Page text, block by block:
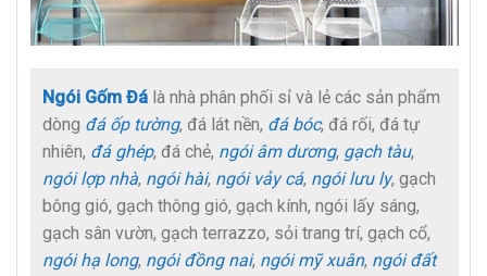
Ngói Gốm Đá là nhà phân phối sỉ và lẻ các sản phẩm
dòng đá ốp tường, đá lát nền, đá bóc, đá rối, đá tự
nhiên, đá ghép, đá chẻ, ngói âm dương, gạch tàu,
ngói lợp nhà, ngói hài, ngói vảy cá, ngói lưu ly, gạch
bông gió, gạch thông gió, gạch kính, ngói lấy sáng,
gạch sân vườn, gạch terrazzo, sỏi trang trí, gạch cổ,
ngói hạ long, ngói đồng nai, ngói mỹ xuân, ngói đất